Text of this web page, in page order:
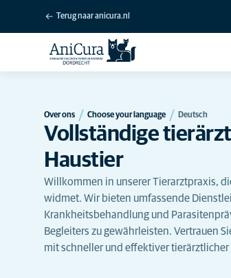
Terug naar anicura.nl
Over ons Choose your language Deutsch
Vollständige
Haustier
Willkommen in unserer Tierarztpraxis,
widmet. Wir bieten umfassende
Krankheitsbehandlung und
Begleiters zu gewährleisten. Vertrauen
mit schneller und effektiver tierärztlicher